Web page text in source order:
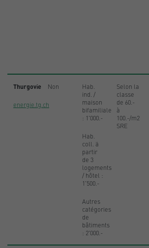
Thurgovie
energie.tg.ch
Non
Hab.
ind. /
maison
bifamiliale
: 1'000.-
Hab.
coll. ä
partir
de 3
logements
/ hôtel :
1'500.-
Autres
catégories
de
bâtiments
: 2'000.-
Selon la
classe
de 60.-
à
100.-/m2
SRE